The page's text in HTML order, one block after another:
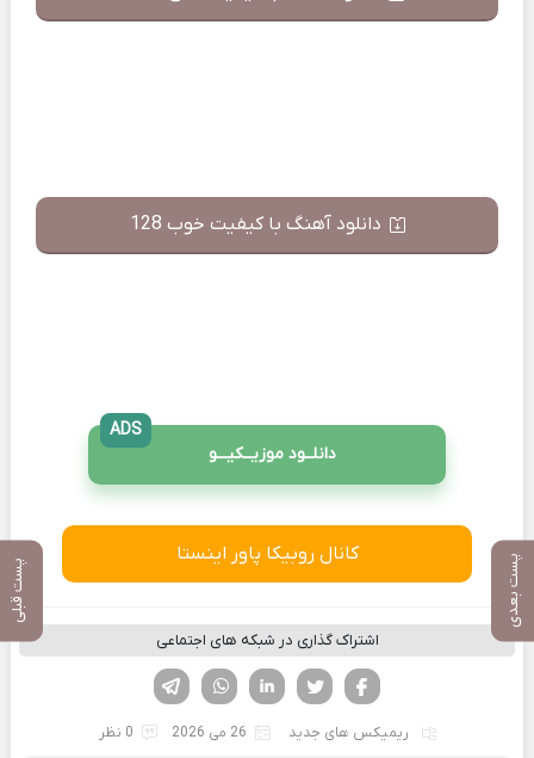
پست بعدی پست قبلی
دانلود آهنگ با کیفیت خوب 128
دانلــود موزیــکیـــو
ADS
کانال روبیکا پاور اینستا
اشتراک گذاری در شبکه های اجتماعی
لینکدین تویتر
فیسوک
ریمیکس های جدید 26 می 2026 0 نظر